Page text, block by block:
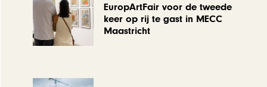
EuropArtFair voor de tweede
keer op rij te gast in MECC
Maastricht